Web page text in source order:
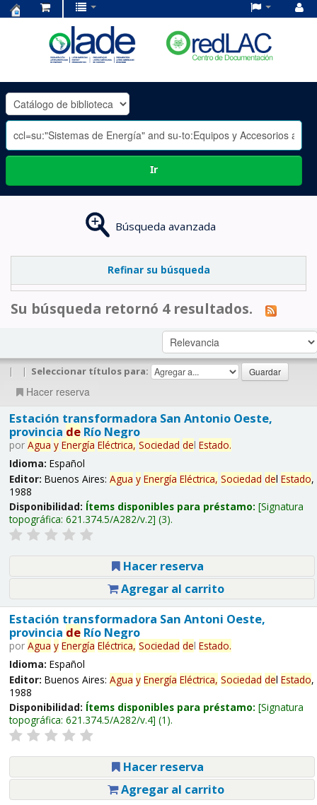
OLADE
-
Ir
Búsqueda avanzada
Refinar su búsqueda
Su búsqueda retornó 4 resultados.
| | Seleccionar títulos para:
Hacer reserva
Estación transformadora San Antonio Oeste,
provincia deRío Negro
por Agua y Energía Eléctrica, Sociedad del Estado.
Idioma: Español
Editor: Buenos Aires: Agua y Energía Eléctrica, Sociedad del Estado,
1988
Disponibilidad: Ítems disponibles para préstamo: Signatura
topográfica: 621.374.5/A282/v.2 (3).
Hacer reserva
Agregar al carrito
Estación transformadora San Antoni Oeste,
provincia deRío Negro
por Agua y Energía Eléctrica, Sociedad del Estado.
Idioma: Español
Editor: Buenos Aires: Agua y Energía Eléctrica, Sociedad del Estado,
1988
Disponibilidad: Ítems disponibles para préstamo: Signatura
topográfica: 621.374.5/A282/v.4 (1).
Hacer reserva
Agregar al carrito